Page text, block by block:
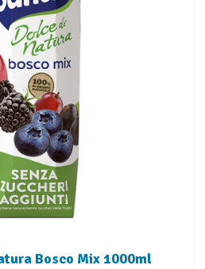
Bosco Mix 1000ml